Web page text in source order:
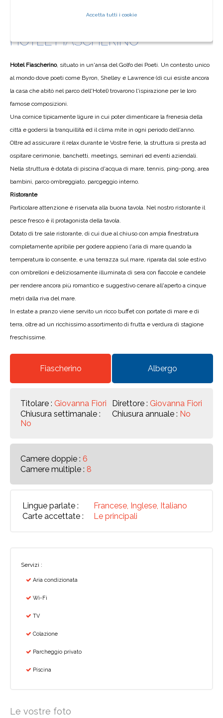
HOTEL FIASCHERINO
Hotel Fiascherino, situato in un'ansa del Golfo dei Poeti. Un contesto unico
al mondo dove poeti come Byron, Shelley e Lawrence (di cui esiste ancora
la casa che abitò nel parco dell'Hotel) trovarono l'ispirazione per le loro
famose composizioni.
Una cornice tipicamente ligure in cui poter dimenticare la frenesia della
città e godersi la tranquillità ed il clima mite in ogni periodo dell'anno.
Oltre ad assicurare il relax durante le Vostre ferie, la struttura si presta ad
ospitare cerimonie, banchetti, meetings, seminari ed eventi aziendali.
Nella struttura è dotata di piscina d'acqua di mare, tennis, ping-pong, area
bambini, parco ombreggiato, parcgeggio interno.
Ristorante
Particolare attenzione è riservata alla buona tavola. Nel nostro ristorante il
pesce fresco è il protagonista della tavola.
Dotato di tre sale ristorante, di cui due al chiuso con ampia finestratura
completamente apribile per godere appieno l'aria di mare quando la
temperatura lo consente, e una terrazza sul mare, riparata dal sole estivo
con ombrelloni e deliziosamente illuminata di sera con fiaccole e candele
per rendere ancora più romantico e suggestivo cenare all'aperto a cinque
metri dalla riva del mare.
In estate a pranzo viene servito un ricco buffet con portate di mare e di
terra, oltre ad un ricchissimo assortimento di frutta e verdura di stagione
freschissime.
Fiascherino Albergo
Titolare : Giovanna Fiori Direttore : Giovanna Fiori
Chiusura settimanale :
No
Chiusura annuale : No
Camere doppie : 6
Camere multiple : 8
Lingue parlate :
Francese, Inglese, Italiano
Carte accettate :
Le principali
Servizi :
Aria condizionata
Wi-Fi
TV
Colazione
Parcheggio privato
Piscina
Le vostre foto
Accetta tutti i cookie